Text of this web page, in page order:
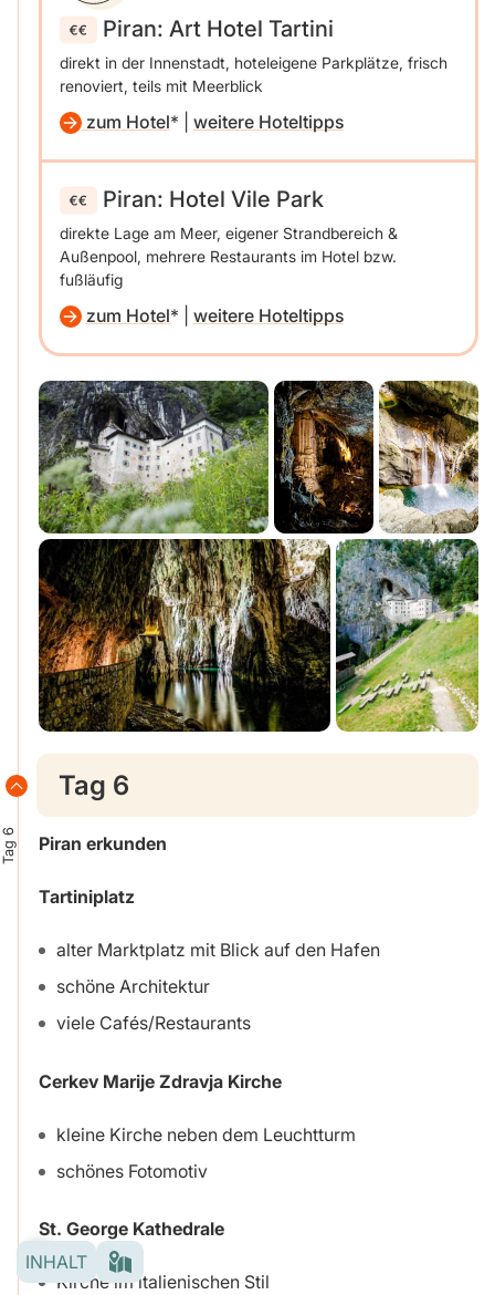
Piran: Art Hotel Tartini
direkt in der Innenstadt, hoteleigene Parkplätze, frisch
renoviert, teils mit Meerblick
zum Hotel weitere Hoteltipps
Piran: Hotel Vile Park
direkte Lage am Meer, eigener Strandbereich &
Außenpool, mehrere Restaurants im Hotel bzw.
fußläufig
zum Hotel weitere Hoteltipps
Tag 6
Tag 6
Piran erkunden
Tartiniplatz
alter Marktplatz mit Blick auf den Hafen
schöne Architektur
viele Cafés/Restaurants
Cerkev Marije Zdravja Kirche
kleine Kirche neben dem Leuchtturm
schönes Fotomotiv
St. George Kathedrale
Kirche im italienischen Stil
INHALT